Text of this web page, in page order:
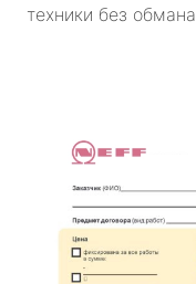
техники без обмана.